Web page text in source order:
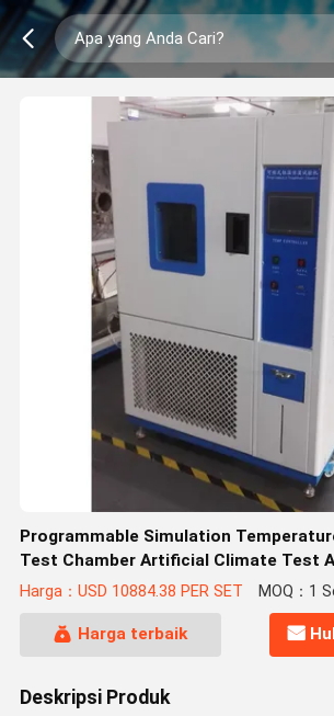
Programmable Simulation
Test Chamber Artificial Climate Test
Harga：USD 10884.38 PER SET MOQ：1
Harga terbaik
Deskripsi Produk